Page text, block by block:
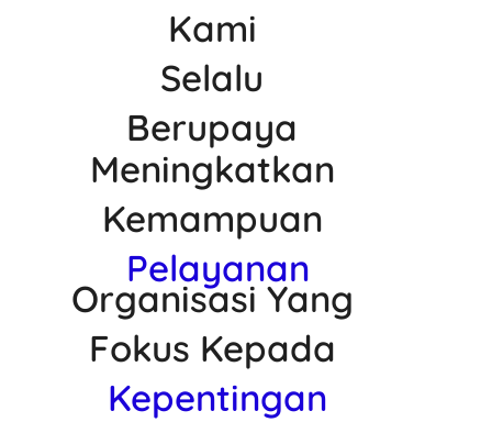
Kami
Selalu
Berupaya
Meningkatkan
Kemampuan
Pelayanan
Organisasi Yang
Fokus Kepada
Kepentingan